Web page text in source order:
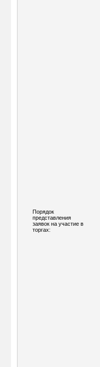
Порядок
представления
заявок на участие в
торгах: